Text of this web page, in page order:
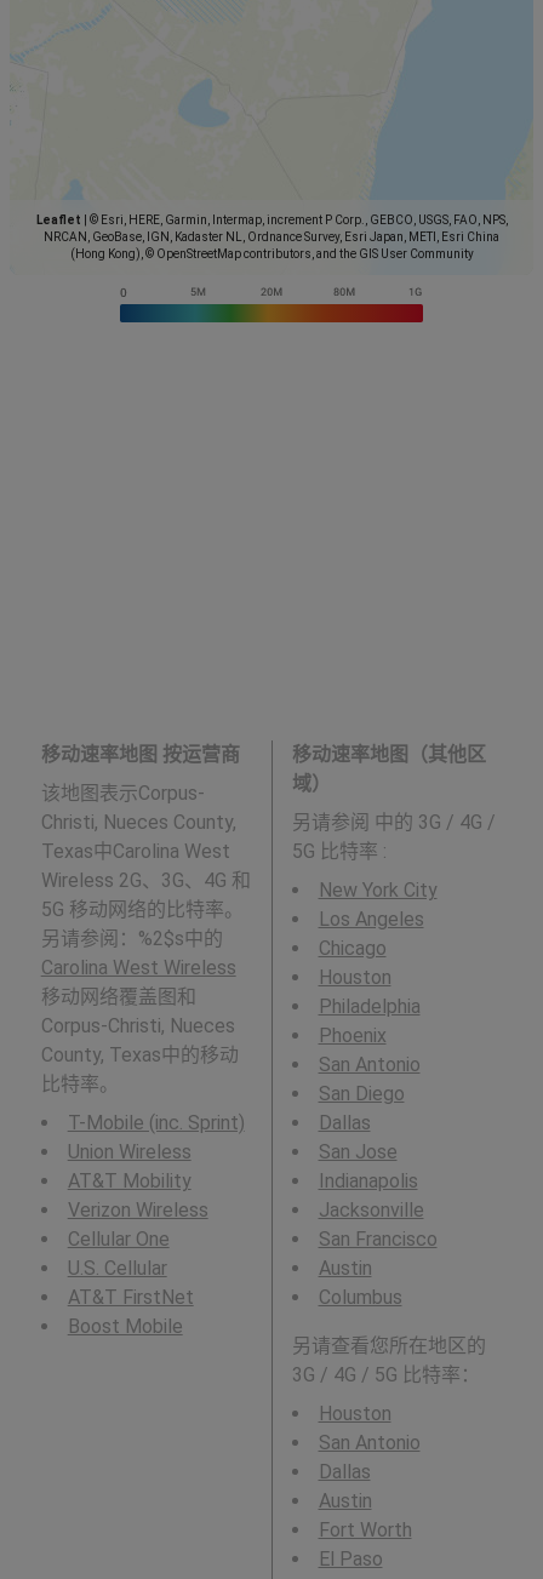
Leaflet
© Esri, HERE, Garmin, Intermap, increment P Corp., GEBCO, USGS, FAO, NPS,
NRCAN, GeoBase, IGN, Kadaster NL, Ordnance Survey, Esri Japan, METI, Esri China
(Hong Kong), © OpenStreetMap contributors, and the GIS User Community
移动速率地图 按运营商
该地图表示Corpus-
Christi, Nueces County,
Texas中Carolina West
Wireless 2G、3G、4G 和
5G 移动网络的比特率。
另请参阅：%2$s中的
Carolina West Wireless
移动网络覆盖图和
Corpus-Christi, Nueces
County, Texas中的移动
比特率。
T-Mobile (inc. Sprint)
Union Wireless
AT&T Mobility
Verizon Wireless
Cellular One
U.S. Cellular
AT&T FirstNet
Boost Mobile
移动速率地图（其他区
域）
另请参阅 中的 3G / 4G /
5G 比特率 :
New York City
Los Angeles
Chicago
Houston
Philadelphia
Phoenix
San Antonio
San Diego
Dallas
San Jose
Indianapolis
Jacksonville
San Francisco
Austin
Columbus
另请查看您所在地区的
3G / 4G / 5G 比特率：
Houston
San Antonio
Dallas
Austin
Fort Worth
El Paso